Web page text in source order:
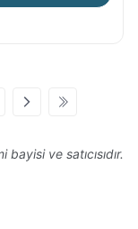
ve satıcısıdır.